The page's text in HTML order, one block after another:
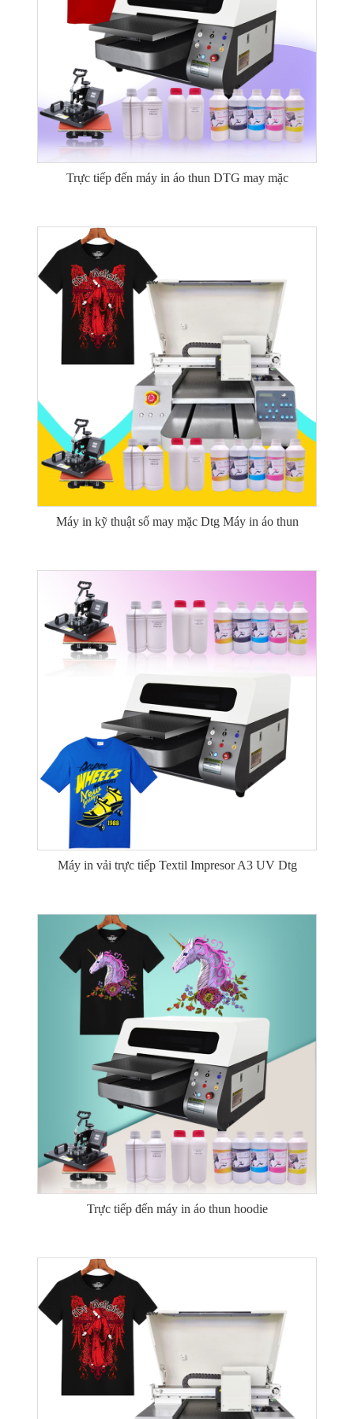
Trực tiếp đến máy in áo thun DTG may mặc
Máy in kỹ thuật số may mặc Dtg Máy in áo thun
Máy in vải trực tiếp Textil Impresor A3 UV Dtg
Trực tiếp đến máy in áo thun hoodie